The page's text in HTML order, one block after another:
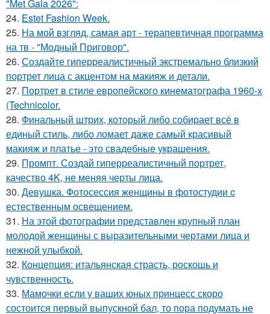
"Met Gala 2026":
24. Estet Fashion Week.
25. На мой взгляд, самая арт - терапевтичная программа
на тв - "Модный Приговор".
26. Создайте гиперреалистичный экстремально близкий
портрет лица с акцентом на макияж и детали.
27. Портрет в стиле европейского кинематографа 1960-х
(Technicolor.
28. Финальный штрих, который либо собирает всё в
единый стиль, либо ломает даже самый красивый
макияж и платье - это свадебные украшения.
29. Промпт. Создай гиперреалистичный портрет,
качество 4K, не меняя черты лица.
30. Девушка. Фотосессия женщины в фотостудии c
естественным освещением.
31. На этой фотографии представлен крупный план
молодой женщины с выразительными чертами лица и
нежной улыбкой.
32. Концепция: итальянская страсть, роскошь и
чувственность.
33. Мамочки если у ваших юных принцесс скоро
состоится первый выпускной бал, то пора подумать не